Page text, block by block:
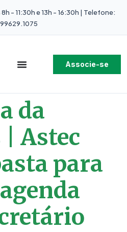
- 11:30h e 13h - 16:30h | Telefone:
99629.1075
Associe-se
da
Astec
para